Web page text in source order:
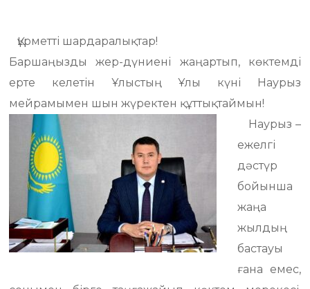
Құрметті шардаралықтар!
Баршаңызды жер-дүниені жаңартып, көктемді
ерте келетін Ұлыстың Ұлы күні Наурыз
мейрамымен шын жүректен құттықтаймын!
Наурыз –
ежелгі
дәстүр
бойынша
жаңа
жылдың
бастауы
ғана емес,